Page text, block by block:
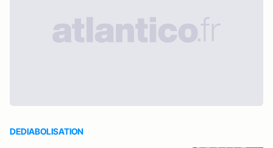
DEDIABOLISATION